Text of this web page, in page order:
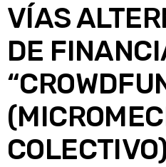
VÍAS
DE